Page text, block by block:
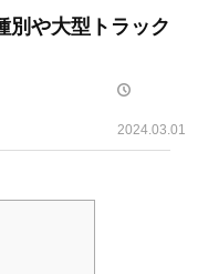
別や大型トラック
2024.03.01